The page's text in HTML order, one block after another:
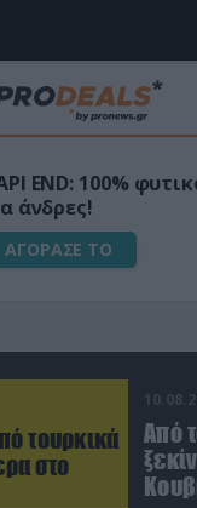
τον
Box Μίνι
λιθίου
ΑΓΟΡΑΣΕ ΤΟ
τουρκικά
στο
Από